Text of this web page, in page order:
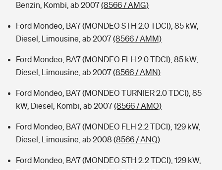
Benzin, Kombi, ab 2007(8566 / AMG)
Ford Mondeo, BA7 (MONDEO STH 2.0 TDCI), 85 kW,
Diesel, Limousine, ab 2007(8566 / AMM)
Ford Mondeo, BA7 (MONDEO FLH 2.0 TDCI), 85 kW,
Diesel, Limousine, ab 2007(8566 / AMN)
Ford Mondeo, BA7 (MONDEO TURNIER 2.0 TDCI), 85
kW, Diesel, Kombi, ab 2007(8566 / AMO)
Ford Mondeo, BA7 (MONDEO FLH 2.2 TDCI), 129 kW,
Diesel, Limousine, ab 2008 (8566 / ANQ)
Ford Mondeo, BA7 (MONDEO STH 2.2 TDCI), 129 kW,